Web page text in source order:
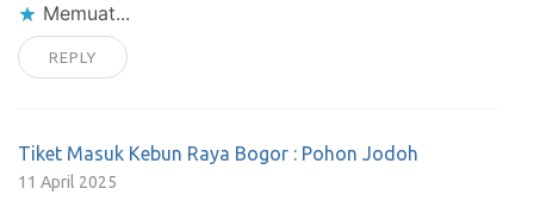
Memuat...
REPLY
Tiket Masuk Kebun Raya Bogor : Pohon Jodoh
11 April 2025